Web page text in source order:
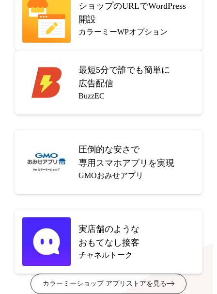
ショップのURLでWordPress
開設
カラーミーWPオプション
最短5分で誰でも簡単に
広告配信
BuzzEC
圧倒的な安さで
専用スマホアプリを実現
GMOおみせアプリ
実店舗のような
おもてなし接客
チャネルトーク
カラーミーショップ アプリストアを見る